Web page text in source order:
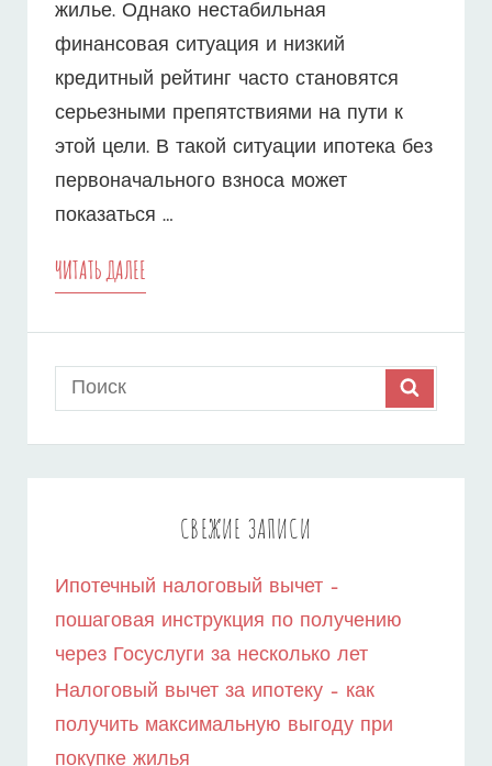
жилье. Однако нестабильная
финансовая ситуация и низкий
кредитный рейтинг часто становятся
серьезными препятствиями на пути к
этой цели. В такой ситуации ипотека без
первоначального взноса может
показаться …
ЧИТАТЬ ДАЛЕЕ
ПОЛУЧИТЬ
НИЗКИМ
РЕЙТИНГОМ?
Search
for:
СВЕЖИЕ ЗАПИСИ
Ипотечный налоговый вычет –
пошаговая инструкция по получению
через Госуслуги за несколько лет
Налоговый вычет за ипотеку – как
получить максимальную выгоду при
покупке жилья